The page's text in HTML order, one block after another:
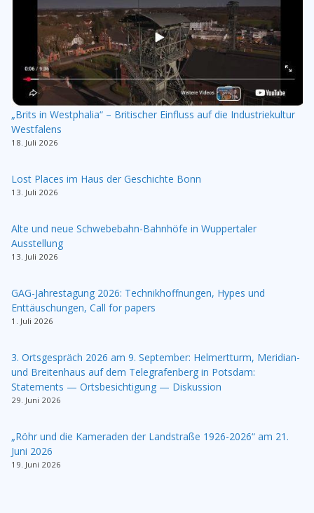
„Brits in Westphalia“ – Britischer Einfluss auf die Industriekultur
Westfalens
18. Juli 2026
Lost Places im Haus der Geschichte Bonn
13. Juli 2026
Alte und neue Schwebebahn-Bahnhöfe in Wuppertaler
Ausstellung
13. Juli 2026
GAG-Jahrestagung 2026: Technikhoffnungen, Hypes und
Enttäuschungen, Call for papers
1. Juli 2026
3. Ortsgespräch 2026 am 9. September: Helmertturm, Meridian-
und Breitenhaus auf dem Telegrafenberg in Potsdam:
Statements — Ortsbesichtigung — Diskussion
29. Juni 2026
„Röhr und die Kameraden der Landstraße 1926-2026“ am 21.
Juni 2026
19. Juni 2026